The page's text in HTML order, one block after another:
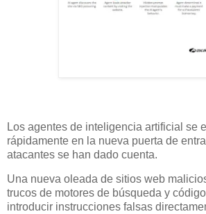
Los agentes de inteligencia artificial se
rápidamente en la nueva puerta de
atacantes se han dado cuenta.
Una nueva oleada de sitios web
trucos de motores de búsqueda y
introducir instrucciones falsas